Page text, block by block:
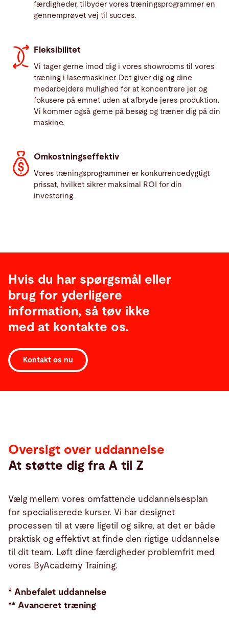
færdigheder, tilbyder vores træningsprogrammer en
gennemprøvet vej til succes.
Fleksibilitet
Vi tager gerne imod dig i vores showrooms til vores
træning i lasermaskiner. Det giver dig og dine
medarbejdere mulighed for at koncentrere jer og
fokusere på emnet uden at afbryde jeres produktion.
Vi kommer også gerne på besøg og træner dig på din
maskine.
Omkostningseffektiv
Vores træningsprogrammer er konkurrencedygtigt
prissat, hvilket sikrer maksimal ROI for din
investering.
Hvis du har spørgsmål eller
brug for yderligere
information, så tøv ikke
med at kontakte os.
Kontakt os nu
Oversigt over uddannelse
At støtte dig fra A til Z
Vælg mellem vores omfattende uddannelsesplan
for specialiserede kurser. Vi har designet
processen til at være ligetil og sikre, at det er både
praktisk og effektivt at finde den rigtige uddannelse
til dit team. Løft dine færdigheder problemfrit med
vores ByAcademy Training.
* Anbefalet uddannelse
** Avanceret træning